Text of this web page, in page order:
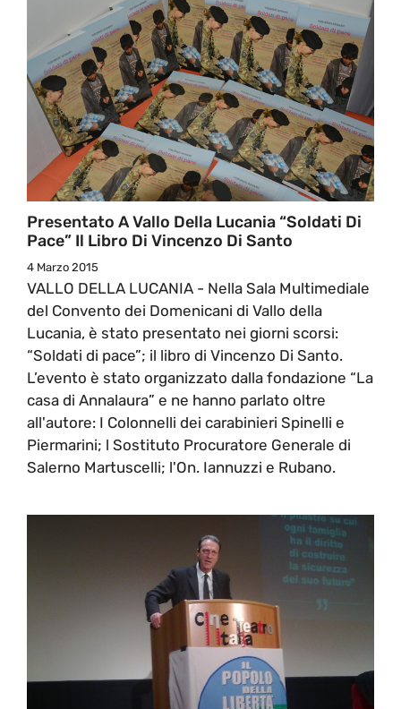
Presentato A Vallo Della Lucania “Soldati Di
Pace” Il Libro Di Vincenzo Di Santo
4 Marzo 2015
VALLO DELLA LUCANIA - Nella Sala Multimediale
del Convento dei Domenicani di Vallo della
Lucania, è stato presentato nei giorni scorsi:
“Soldati di pace”; il libro di Vincenzo Di Santo.
L’evento è stato organizzato dalla fondazione “La
casa di Annalaura” e ne hanno parlato oltre
all'autore: I Colonnelli dei carabinieri Spinelli e
Piermarini; l Sostituto Procuratore Generale di
Salerno Martuscelli; l'On. Iannuzzi e Rubano.